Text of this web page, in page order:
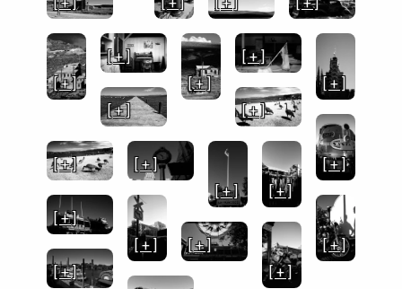
[ + ]
[ + ]
[ + ]
[ + ]
[ + ] [ + ]
[ + ]
[ + ]
[ + ]
[ + ]
[ + ]
[ + ]
[ + ]
[ + ]
[ + ]
[ + ]
[ + ]
[ + ]